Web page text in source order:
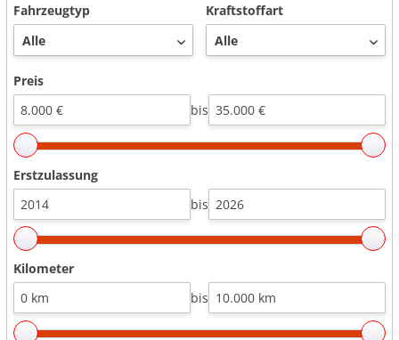
Fahrzeugtyp Kraftstoffart
Preis
bis
Erstzulassung
bis
Kilometer
bis